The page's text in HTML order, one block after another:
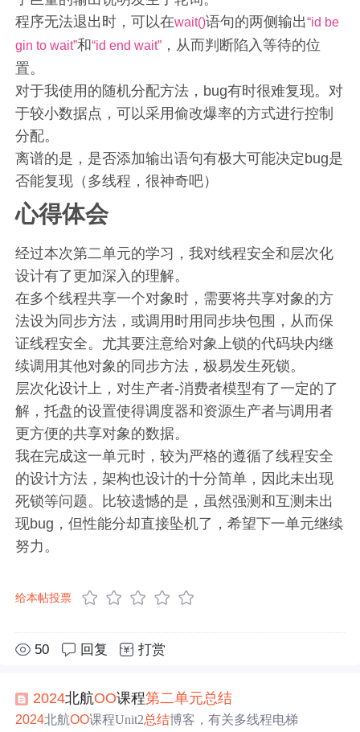
程序无法退出时，可以在wait()语句的两侧输出“id be
gin to wait”和“id end wait” ，从而判断陷入等待的位
置。
对于我使用的随机分配方法，bug有时很难复现。对
于较小数据点，可以采用偷改爆率的方式进行控制
分配。
离谱的是，是否添加输出语句有极大可能决定bug是
否能复现（多线程，很神奇吧）
心得体会
经过本次第二单元的学习，我对线程安全和层次化
设计有了更加深入的理解。
在多个线程共享一个对象时，需要将共享对象的方
法设为同步方法，或调用时用同步块包围，从而保
证线程安全。尤其要注意给对象上锁的代码块内继
续调用其他对象的同步方法，极易发生死锁。
层次化设计上，对生产者-消费者模型有了一定的了
解，托盘的设置使得调度器和资源生产者与调用者
更方便的共享对象的数据。
我在完成这一单元时，较为严格的遵循了线程安全
的设计方法，架构也设计的十分简单，因此未出现
死锁等问题。比较遗憾的是，虽然强测和互测未出
现bug，但性能分却直接坠机了，希望下一单元继续
努力。
给本帖投票
50 回复 打赏
2024北航OO课程第二单元总结
2024北航OO课程Unit2总结博客，有关多线程电梯